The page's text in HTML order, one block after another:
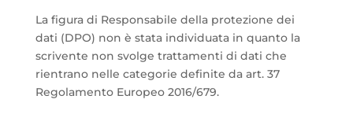
La figura di Responsabile della protezione dei
dati (DPO) non è stata individuata in quanto la
scrivente non svolge trattamenti di dati che
rientrano nelle categorie definite da art. 37
Regolamento Europeo 2016/679.